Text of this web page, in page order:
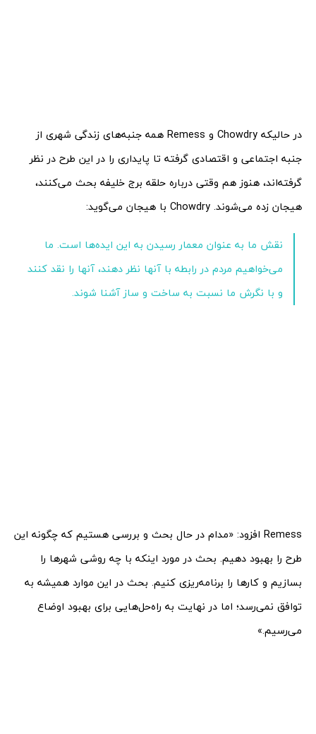
در حالیکه Chowdry و Remess همه جنبه‌های زندگی شهری از
جنبه اجتماعی و اقتصادی گرفته تا پایداری را در این طرح در نظر
گرفته‌اند، هنوز هم وقتی درباره حلقه برج خلیفه بحث می‌کنند،
هیجان زده می‌شوند. Chowdry با هیجان می‌گوید:
نقش ما به عنوان معمار رسیدن به این ایده‌ها است. ما
می‌خواهیم مردم در رابطه با آنها نظر دهند، آنها را نقد کنند
و با نگرش ما نسبت به ساخت و ساز آشنا شوند.
Remess افزود: «مدام در حال بحث و بررسی هستیم که چگونه این
طرح را بهبود دهیم. بحث در مورد اینکه با چه روشی شهرها را
بسازیم و کارها را برنامه‌ریزی کنیم. بحث در این موارد همیشه به
توافق نمی‌رسد؛ اما در نهایت به راه‌حل‌هایی برای بهبود اوضاع
می‌رسیم.»